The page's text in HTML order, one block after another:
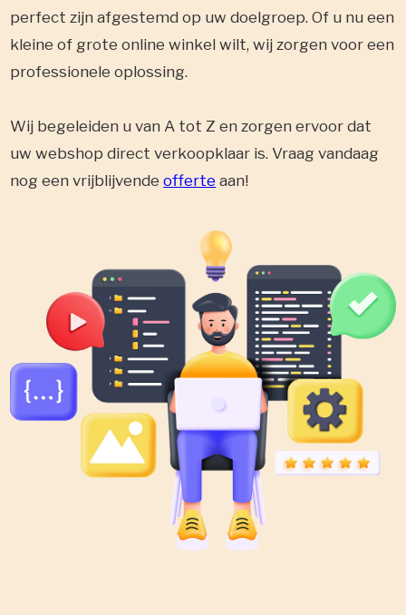
perfect zijn afgestemd op uw doelgroep. Of u nu een
kleine of grote online winkel wilt, wij zorgen voor een
professionele oplossing.
Wij begeleiden u van A tot Z en zorgen ervoor dat
uw webshop direct verkoopklaar is. Vraag vandaag
nog een vrijblijvendeofferte aan!